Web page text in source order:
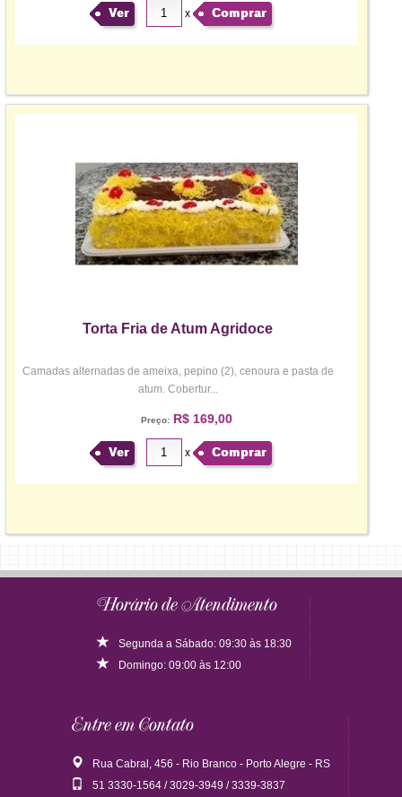
Ver x Comprar
Torta Fria de Atum Agridoce
Camadas alternadas de ameixa, pepino (2), cenoura e pasta de
atum. Cobertur...
Preço:R$ 169,00
Ver x Comprar
Horário de Atendimento
Segunda a Sábado: 09:30 às 18:30
Domingo: 09:00 às 12:00
Entre em Contato
Rua Cabral, 456 - Rio Branco - Porto Alegre - RS
51 3330-1564 / 3029-3949 / 3339-3837